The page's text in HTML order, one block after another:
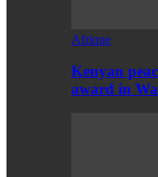
Afrique
Kenyan
award in